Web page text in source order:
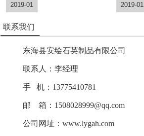
2019-01 2019-01
联系我们
东海县安绘石英制品有限公司
联系人：李经理
手 机：13775410781
邮 箱：1508028999@qq.com
公司网址：www.lygah.com